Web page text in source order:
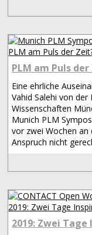
PLM am Puls
Eine ehrliche
Vahid Salehi von
Wissenschaften
Munich PLM
vor zwei Wochen
Anspruch nicht
2019: Zwei